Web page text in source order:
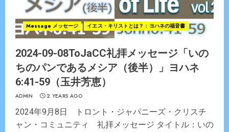
Message メッセージ イエス・キリストとは？：ヨハネの福音書
2024-09-08ToJaCC礼拝メッセージ「いの
ちのパンであるメシア（後半）」ヨハネ
6:41-59（玉井芳恵）
ADMIN 2 YEARS AGO
2024年9月8日 トロント・ジャパニーズ・クリスチ
ャン・コミュニティ 礼拝メッセージ タイトル：いの